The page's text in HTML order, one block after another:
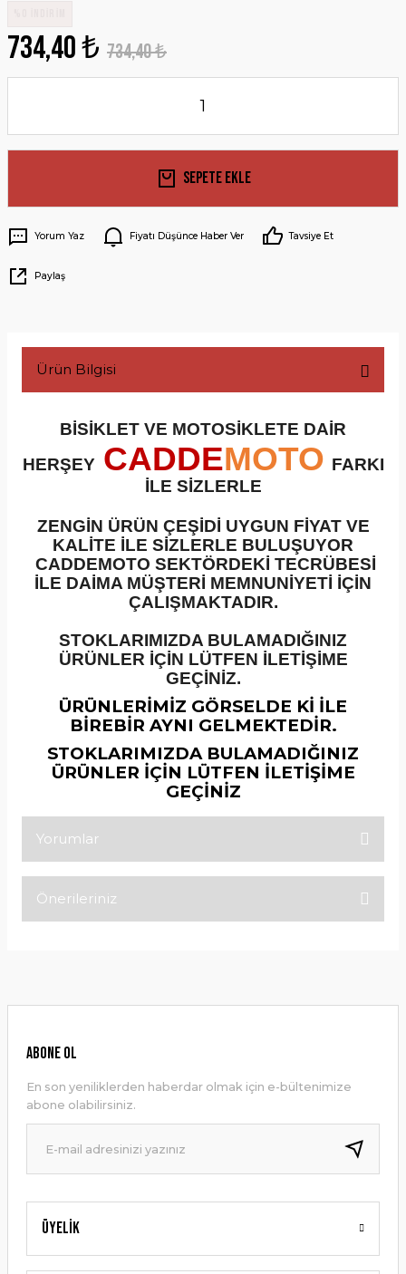
734,40 ₺ 734,40 ₺
Sepete Ekle
Yorum Yaz Fiyatı Düşünce Haber Ver Tavsiye Et
Paylaş
Ürün Bilgisi
BİSİKLET VE MOTOSİKLETE DAİR
HERŞEY CADDEMOTO FARKI
İLE SİZLERLE
ZENGİN ÜRÜN ÇEŞİDİ UYGUN FİYAT VE
KALİTE İLE SİZLERLE BULUŞUYOR
CADDEMOTO SEKTÖRDEKİ TECRÜBESİ
İLE DAİMA MÜŞTERİ MEMNUNİYETİ İÇİN
ÇALIŞMAKTADIR.
STOKLARIMIZDA BULAMADIĞINIZ
ÜRÜNLER İÇİN LÜTFEN İLETİŞİME
GEÇİNİZ.
ÜRÜNLERİMİZ GÖRSELDE Kİ İLE
BİREBİR AYNI GELMEKTEDİR.
STOKLARIMIZDA BULAMADIĞINIZ
ÜRÜNLER İÇİN LÜTFEN İLETİŞİME
GEÇİNİZ
Yorumlar
Önerileriniz
Ürün resmi kalitesiz, bozuk veya görüntülenemiyor.
Ürün bilgilerinde hatalar bulunuyor.
Ürün fiyatı diğer sitelerden daha pahalı.
Bu ürüne benzer farklı alternatifler olmalı.
Gönder
Üyelik
ABONE OL
En son yeniliklerden haberdar olmak için e-bültenimize
abone olabilirsiniz.